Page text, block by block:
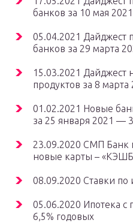
банков за 10 мая
05.04.2021 Дайджест
банков за 29 марта
15.03.2021 Дайджест
продуктов за 8
01.02.2021 Новые
за 25 января 2021 —
23.09.2020 СМП Банк
новые карты –
08.09.2020 Ставки
05.06.2020 Ипотека с
6,5% годовых